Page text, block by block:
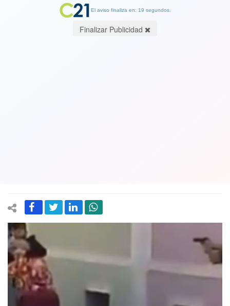
El aviso finaliza en: 19 segundos.
Finalizar Publicidad